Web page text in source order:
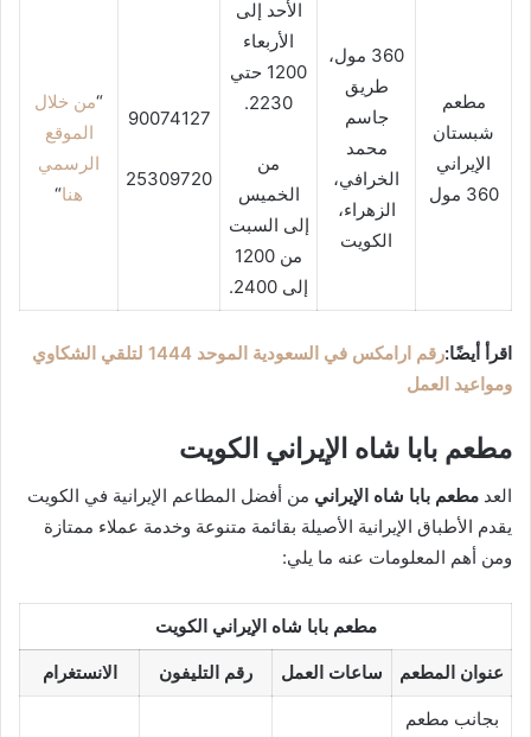
مطعم
شبستان
الإيراني
360 مول
360 مول،
طريق
جاسم
محمد
الخرافي،
الزهراء،
الكويت
الأحد إلى
الأربعاء
1200 حتي
2230.
من
الخميس
إلى السبت
من 1200
إلى 2400.
90074127
25309720
“من خلال
الموقع
الرسمي
هنا“
اقرأ أيضًا:
رقم ارامكس في السعودية الموحد 1444 لتلقي الشكاوي
ومواعيد العمل
مطعم بابا شاه الإيراني الكويت
العد مطعم بابا شاه الإيراني من أفضل المطاعم الإيرانية في الكويت
يقدم الأطباق الإيرانية الأصيلة بقائمة متنوعة وخدمة عملاء ممتازة
ومن أهم المعلومات عنه ما يلي:
مطعم بابا شاه الإيراني الكويت
عنوان المطعم ساعات العمل رقم التليفون الانستغرام
بجانب مطعم